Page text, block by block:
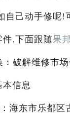
自己动手修呢
件.下面跟随果
破解维修市
本信息
海东市乐都区